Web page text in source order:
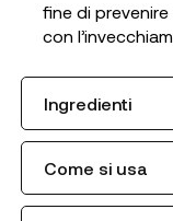
fine di
con
Ingredienti
Come si usa